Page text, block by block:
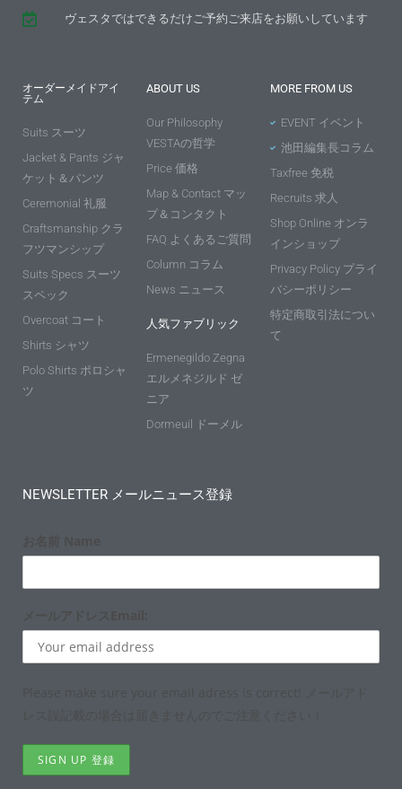
ヴェスタではできるだけご予約ご来店をお願いしています
オーダーメイドアイ
テム
Suits スーツ
Jacket & Pants ジャ
ケット＆パンツ
Ceremonial 礼服
Craftsmanship クラ
フツマンシップ
Suits Specs スーツ
スペック
Overcoat コート
Shirts シャツ
Polo Shirts ポロシャ
ツ
ABOUT US
Our Philosophy
VESTAの哲学
Price 価格
Map & Contact マッ
プ＆コンタクト
FAQ よくあるご質問
Column コラム
News ニュース
人気ファブリック
Ermenegildo Zegna
エルメネジルド ゼ
ニア
Dormeuil ドーメル
MORE FROM US
EVENT イベント
池田編集長コラム
Taxfree 免税
Recruits 求人
Shop Online オンラ
インショップ
Privacy Policy プライ
バシーポリシー
特定商取引法につい
て
NEWSLETTER メールニュース登録